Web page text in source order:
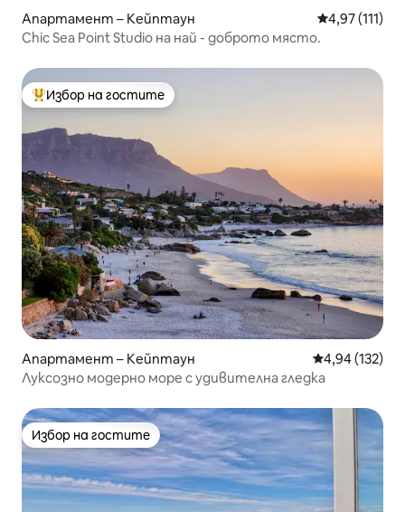
Апартамент – Кейптаун Средна
4,97 (111)
Chic Sea Point Studio на най - доброто място.
Най-популярен избор на гостите
Избор на гостите
Апартамент – Кейптаун Средна
4,94 (132)
Луксозно модерно море с удивителна гледка
Избор на гостите
Избор на гостите